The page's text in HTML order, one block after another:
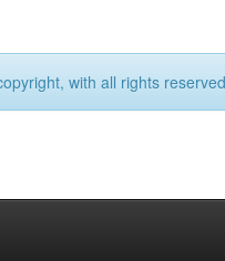
with all rights